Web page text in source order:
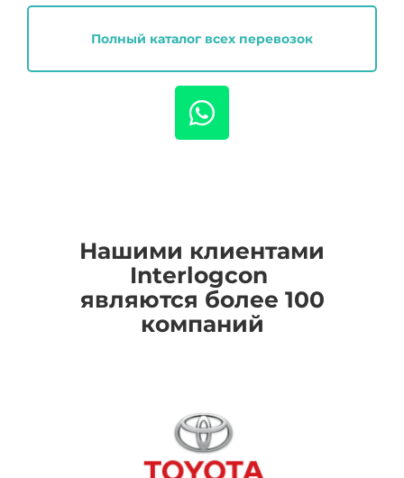
Полный каталог всех перевозок
Нашими клиентами
Interlogcon
являются более 100
компаний